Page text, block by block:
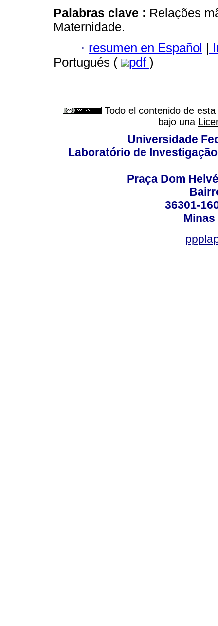
Palabras clave : Relações
Maternidade.
· resumen en Español |
Portugués (
pdf )
Todo el contenido de
bajo una
Universidade
Laboratório de
Praça Dom
36301-